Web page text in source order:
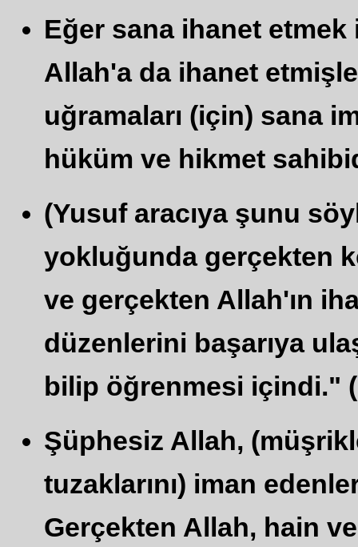
Eğer sana ihanet
Allah'a da ihanet
uğramaları (için) sana
hüküm ve hikmet
(Yusuf aracıya şunu
yokluğunda gerçekten
ve gerçekten Allah'ın
düzenlerini başarıya
bilip öğrenmesi içindi." (
Şüphesiz Allah,
tuzaklarını) iman
Gerçekten Allah, hain